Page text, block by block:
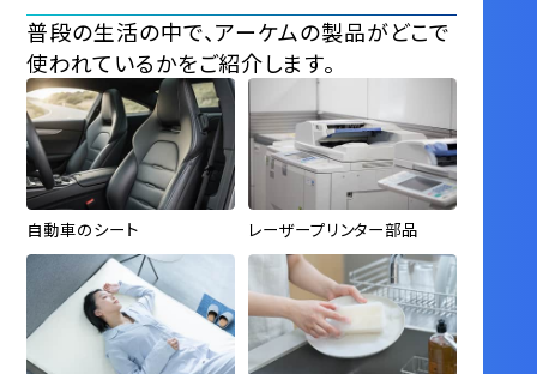
普段の生活の中で、アーケムの製品がどこで
使われているかをご紹介します。
自動車のシート レーザープリンター部品